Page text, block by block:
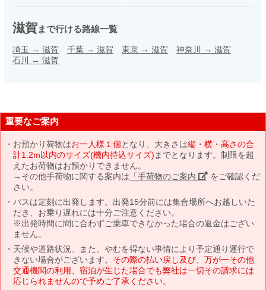
滋賀まで行ける路線一覧
埼玉 → 滋賀 千葉 → 滋賀 東京 → 滋賀 神奈川 → 滋賀
石川 → 滋賀
重要なご案内
お預かり荷物はお一人様１個となり、大きさは縦・横・高さの合
計1.2m以内のサイズ(機内持込サイズ) までとなります。制限を超
えたお荷物はお預かりできません。
→その他手荷物に関する案内は 「手荷物のご案内」 をご確認くだ
さい。
バスは定刻に出発します。出発15分前には集合場所へお越しいた
だき、お乗り遅れには十分ご注意ください。
※出発時間に間に合わずご乗車できなかった場合の返金はござい
ません。
天候や道路状況、また、やむを得ない事情により予定通り運行で
きない場合がございます。 その際の払い戻し及び、万が一その他
交通機関の利用、宿泊が生じた場合でも弊社は一切その請求には
応じられませんので予めご了承ください。